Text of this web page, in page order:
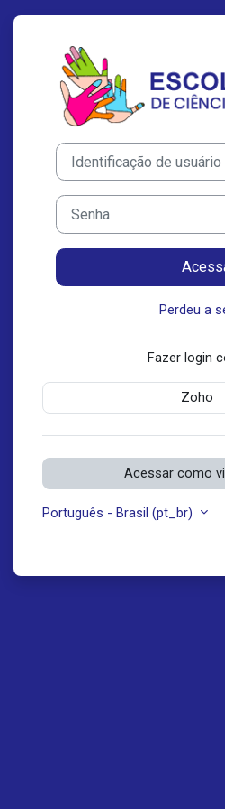
Identificação de usuário
Senha
Perdeu a
Fazer login
Zoho
Acessar como
Português - Brasil ‎(pt_br)‎